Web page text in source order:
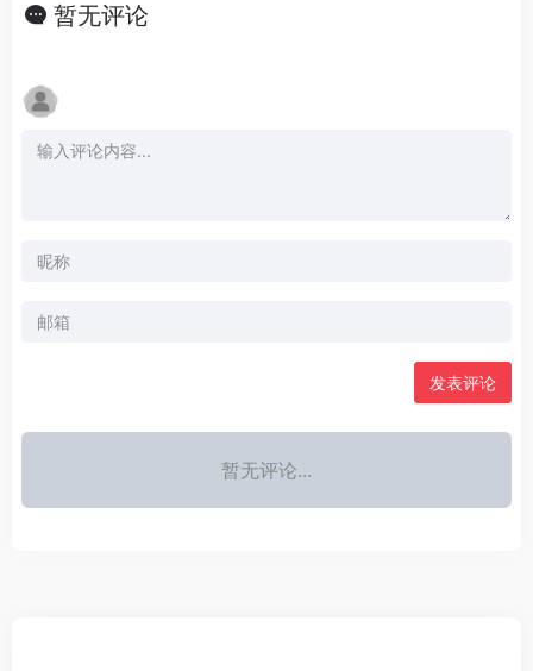
暂无评论
发表评论
暂无评论...